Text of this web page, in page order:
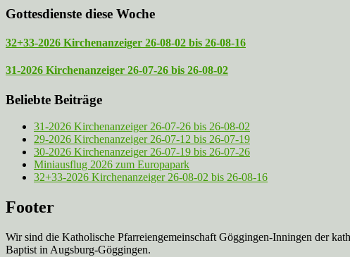
Gottesdienste diese Woche
32+33-2026 Kirchenanzeiger 26-08-02 bis 26-08-16
31-2026 Kirchenanzeiger 26-07-26 bis 26-08-02
Beliebte Beiträge
31-2026 Kirchenanzeiger 26-07-26 bis 26-08-02
29-2026 Kirchenanzeiger 26-07-12 bis 26-07-19
30-2026 Kirchenanzeiger 26-07-19 bis 26-07-26
Miniausflug 2026 zum Europapark
32+33-2026 Kirchenanzeiger 26-08-02 bis 26-08-16
Footer
Wir sind die Katholische Pfarreien­gemeinschaft Göggingen-Inningen der
Baptist in Augsburg-Göggingen.